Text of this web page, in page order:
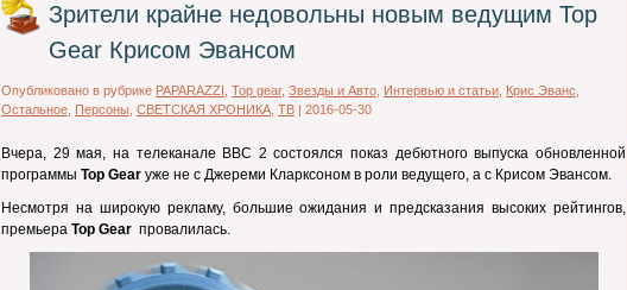
Зрители крайне недовольны новым ведущим Top
Gear Крисом Эвансом
Опубликовано в рубрике PAPARAZZI Top gear, Звезды и Авто Интервью и статьи Крис Эванс
Остальное Персоны СВЕТСКАЯ ХРОНИКА ТВ | 2016-05-30
Вчера, 29 мая, на телеканале ВВС 2 состоялся показ дебютного выпуска обновленной
программы Top Gear уже не с Джереми Кларксоном в роли ведущего, а с Крисом Эвансом.
Несмотря на широкую рекламу, большие ожидания и предсказания высоких рейтингов,
премьера Top Gear провалилась.